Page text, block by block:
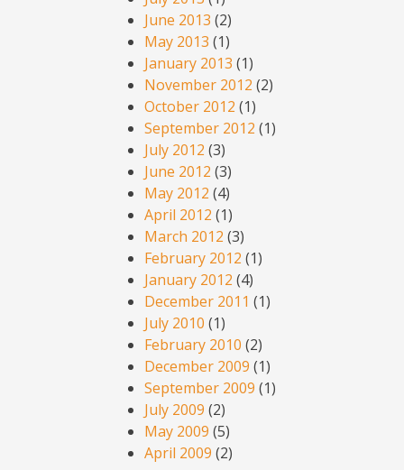
June 2013 (2)
May 2013 (1)
January 2013 (1)
November 2012 (2)
October 2012 (1)
September 2012 (1)
July 2012 (3)
June 2012 (3)
May 2012 (4)
April 2012 (1)
March 2012 (3)
February 2012 (1)
January 2012 (4)
December 2011 (1)
July 2010 (1)
February 2010 (2)
December 2009 (1)
September 2009 (1)
July 2009 (2)
May 2009 (5)
April 2009 (2)